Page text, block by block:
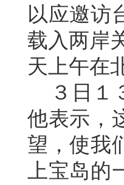
以应邀访
载入两岸
天上午在
３日１
他表示，
望，使我
上宝岛